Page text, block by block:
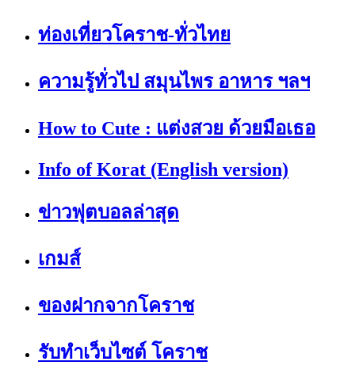
ท่องเที่ยวโคราช-ทั่วไทย
ความรู้ทั่วไป สมุนไพร อาหาร ฯลฯ
How to Cute : แต่งสวย ด้วยมือเธอ
Info of Korat (English version)
ข่าวฟุตบอลล่าสุด
เกมส์
ของฝากจากโคราช
รับทำเว็บไซต์ โคราช